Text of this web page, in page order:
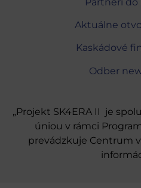
Aktuálne
Kaskádové
Odber
„Projekt SK4ERA II je
úniou v rámci
prevádzkuje Centrum